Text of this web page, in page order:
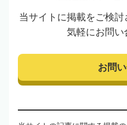
当サイトに掲載をご検
気軽にお問い
お問